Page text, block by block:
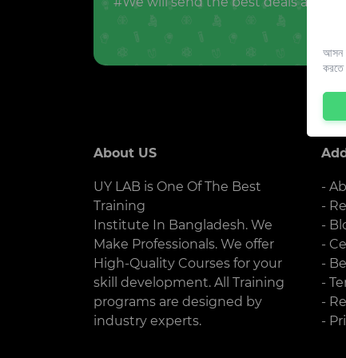
About US
UY LAB is One Of The Best
Training
Institute In Bangladesh. We
Make Professionals. We offer
High-Quality Courses for your
skill development. All Training
programs are designed by
industry experts.
-
-
-
-
-
-
-
-
আসন
করতে